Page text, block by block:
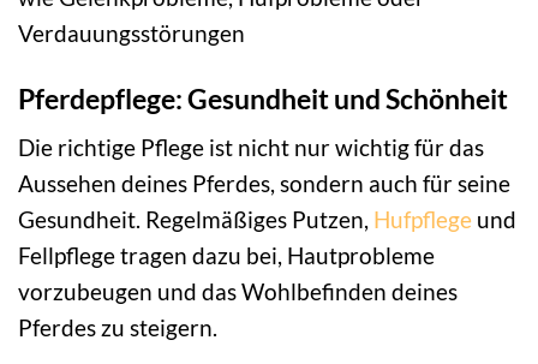
Verdauungsstörungen
Pferdepflege: Gesundheit und Schönheit
Die richtige Pflege ist nicht nur wichtig für das
Aussehen deines Pferdes, sondern auch für seine
Gesundheit. Regelmäßiges Putzen, Hufpflege und
Fellpflege tragen dazu bei, Hautprobleme
vorzubeugen und das Wohlbefinden deines
Pferdes zu steigern.